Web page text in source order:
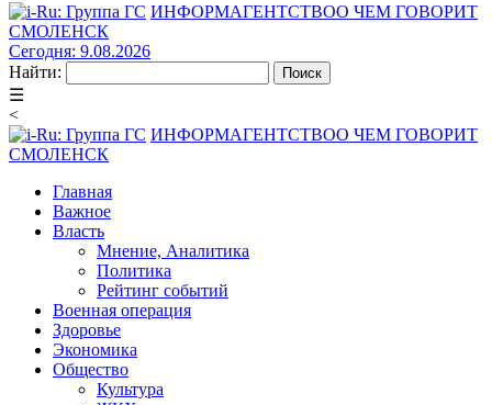
ИНФОРМАГЕНТСТВОО ЧЕМ ГОВОРИТ
СМОЛЕНСК
Сегодня: 9.08.2026
Найти:
☰
<
ИНФОРМАГЕНТСТВОО ЧЕМ ГОВОРИТ
СМОЛЕНСК
Главная
Важное
Власть
Мнение, Аналитика
Политика
Рейтинг событий
Военная операция
Здоровье
Экономика
Общество
Культура